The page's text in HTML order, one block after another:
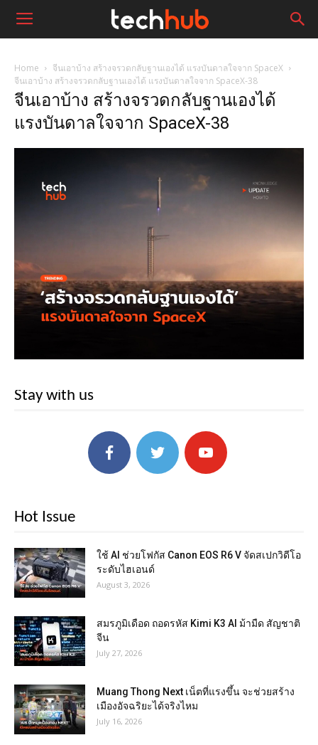
Home
จีนเอาบ้าง สร้างจรวดกลับฐานเองได้ แรงบันดาลใจจาก SpaceX
จีนเอาบ้าง สร้างจรวดกลับฐานเองได้ แรงบันดาลใจจาก SpaceX-38
จีนเอาบ้าง สร้างจรวดกลับฐานเองได้
แรงบันดาลใจจาก SpaceX-38
Stay with us
Hot Issue
ใช้ AI ช่วยโฟกัส Canon EOS R6 V จัดสเปกวิดีโอ
ระดับไฮเอนด์
August 3, 2026
สมรภูมิเดือด ถอดรหัส Kimi K3 AI ม้ามืด สัญชาติ
จีน
July 27, 2026
Muang Thong Next เน็ตที่แรงขึ้น จะช่วยสร้าง
เมืองอัจฉริยะได้จริงไหม
July 16, 2026